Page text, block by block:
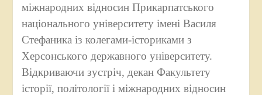
міжнародних відносин Прикарпатського
національного університету імені Василя
Стефаника із колегами-істориками з
Херсонського державного університету.
Відкриваючи зустріч, декан Факультету
історії, політології і міжнародних відносин